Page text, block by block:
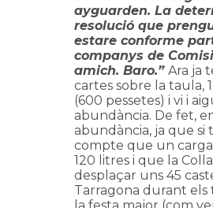
ayguarden. La
resolució que
estare conforme
companys de
amich. Baro.” Ara ja
cartes sobre la taula,
(600 pessetes) i vi i
abundància. De fet,
abundància, ja que si
compte que un
120 litres i que la
desplaçar uns 45
Tarragona durant els